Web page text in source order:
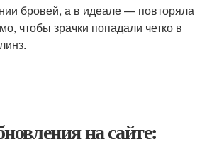
бровей, а в идеале — повторяла
чтобы зрачки попадали четко в
на сайте: